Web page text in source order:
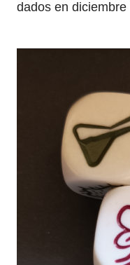
dados en diciembre